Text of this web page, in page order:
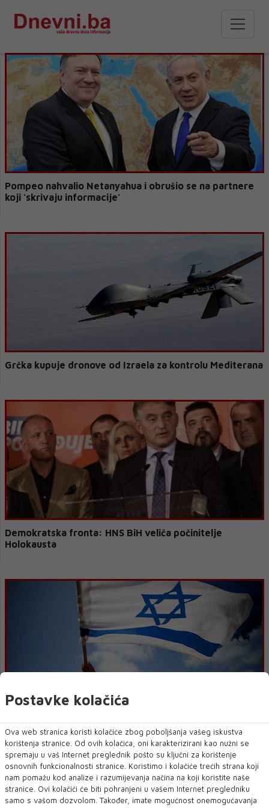
Pompeo nahvalio Netanyahua i obrušio se na partnere
koji 'skrivaju informacije'
Grčka kupuje dronove od Izraela za kontrolu Mediterana
Demokratska fronta: HNS BiH veliča počinitelje
Holokausta
počinitelje ustaških zločina
« Prethodni Sljedeći »
Postavke kolačića
Ova web stranica koristi kolačiće zbog poboljšanja vašeg iskustva
korištenja stranice. Od ovih kolačića, oni karakterizirani kao nužni se
spremaju u vaš Internet preglednik pošto su ključni za korištenje
osnovnih funkcionalnosti stranice. Koristimo i kolačiće trećih strana koji
nam pomažu kod analize i razumijevanja načina na koji koristite naše
stranice. Ovi kolačići će biti pohranjeni u vašem Internet pregledniku
samo s vašom dozvolom. Također, imate mogućnost onemogućavanja